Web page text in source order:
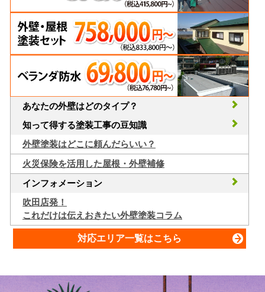
あなたの外壁はどのタイプ？
知って得する塗装工事の豆知識
外壁塗装はどこに頼んだらいい？
火災保険を活用した屋根・外壁補修
インフォメーション
吹田店発！
これだけは伝えおきたい外壁塗装コラム
対応エリア一覧はこちら